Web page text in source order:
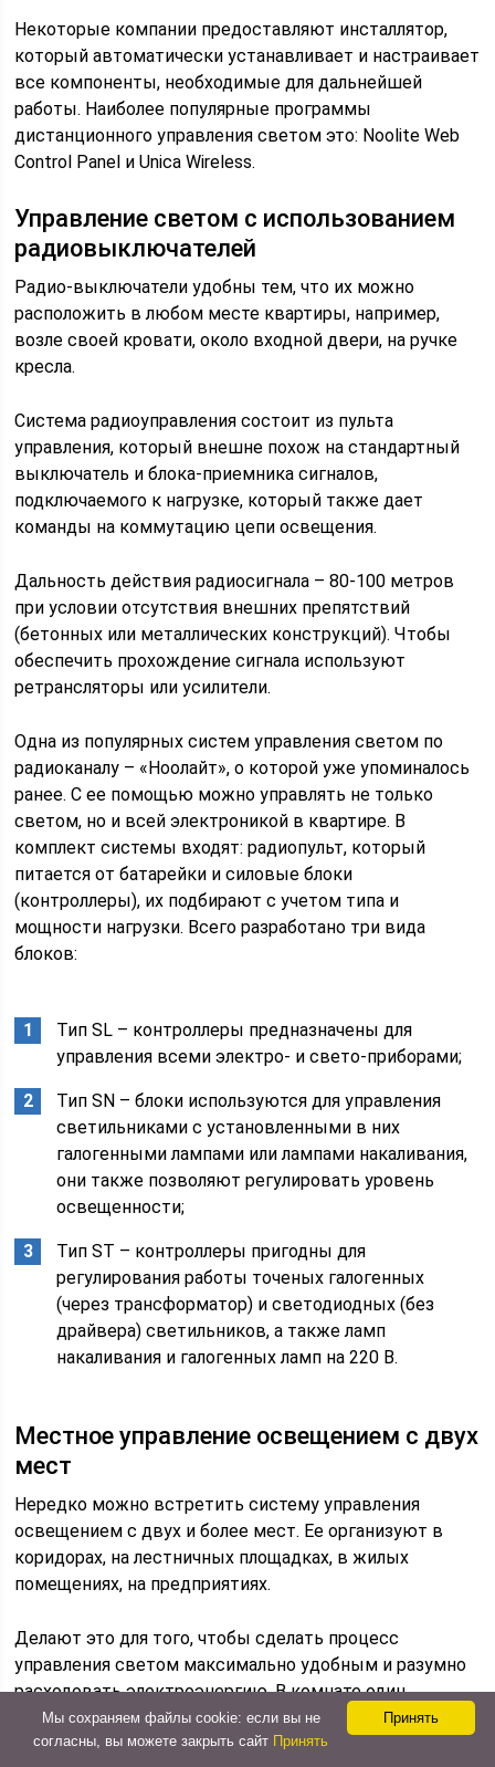
Некоторые компании предоставляют инсталлятор,
который автоматически устанавливает и настраивает
все компоненты, необходимые для дальнейшей
работы. Наиболее популярные программы
дистанционного управления светом это: Noolite Web
Control Panel и Unica Wireless.
Управление светом с использованием
радиовыключателей
Радио-выключатели удобны тем, что их можно
расположить в любом месте квартиры, например,
возле своей кровати, около входной двери, на ручке
кресла.
Система радиоуправления состоит из пульта
управления, который внешне похож на стандартный
выключатель и блока-приемника сигналов,
подключаемого к нагрузке, который также дает
команды на коммутацию цепи освещения.
Дальность действия радиосигнала – 80-100 метров
при условии отсутствия внешних препятствий
(бетонных или металлических конструкций). Чтобы
обеспечить прохождение сигнала используют
ретрансляторы или усилители.
Одна из популярных систем управления светом по
радиоканалу – «Ноолайт», о которой уже упоминалось
ранее. С ее помощью можно управлять не только
светом, но и всей электроникой в квартире. В
комплект системы входят: радиопульт, который
питается от батарейки и силовые блоки
(контроллеры), их подбирают с учетом типа и
мощности нагрузки. Всего разработано три вида
блоков:
Тип SL – контроллеры предназначены для
управления всеми электро- и свето-приборами;
Тип SN – блоки используются для управления
светильниками с установленными в них
галогенными лампами или лампами накаливания,
они также позволяют регулировать уровень
освещенности;
Тип ST – контроллеры пригодны для
регулирования работы точеных галогенных
(через трансформатор) и светодиодных (без
драйвера) светильников, а также ламп
накаливания и галогенных ламп на 220 В.
Местное управление освещением с двух
мест
Нередко можно встретить систему управления
освещением с двух и более мест. Ее организуют в
коридорах, на лестничных площадках, в жилых
помещениях, на предприятиях.
Делают это для того, чтобы сделать процесс
управления светом максимально удобным и разумно
расходовать электроэнергию. В комнате один
выключатель можно разместить на входе в нее,
второй – около своей кровати и выключать свет
Принять
Мы сохраняем файлы cookie: если вы не
согласны, вы можете закрыть сайт Принять